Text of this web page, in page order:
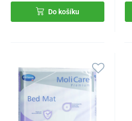
Do košíku